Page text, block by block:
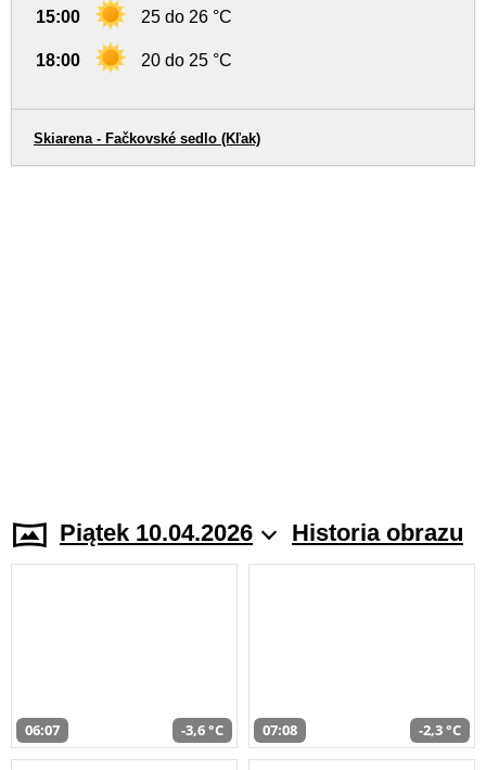
15:00 25 do 26 °C
18:00 20 do 25 °C
Skiarena - Fačkovské sedlo (Kľak)
Piątek 10.04.2026 Historia obrazu
06:07 -3,6 °C 07:08 -2,3 °C